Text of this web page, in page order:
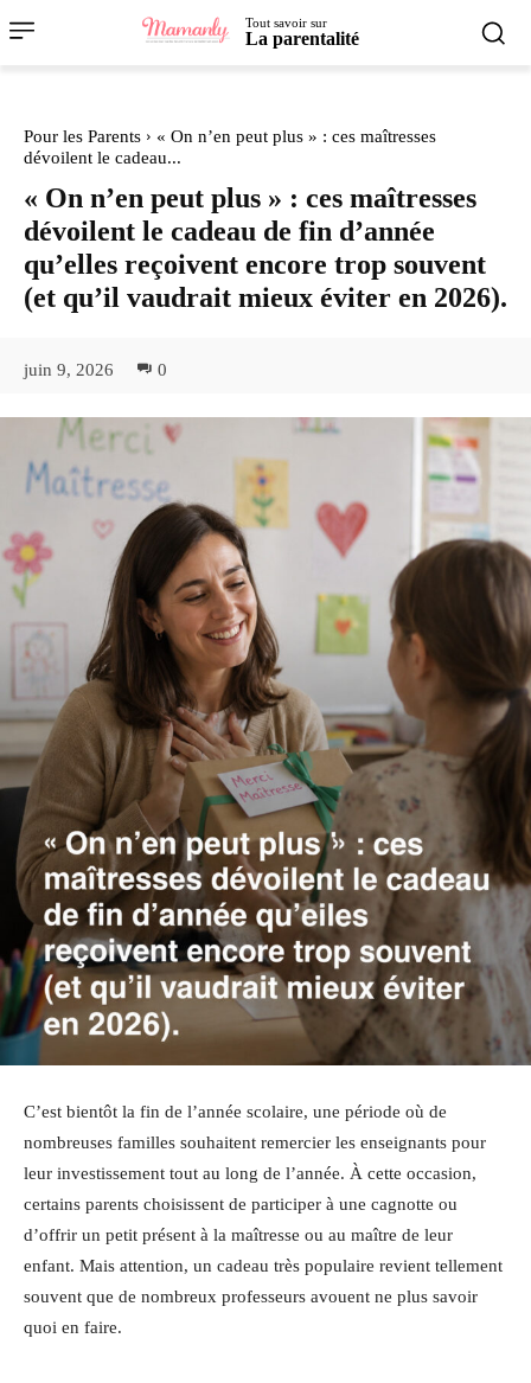
Tout savoir sur
La parentalité
Pour les Parents
« On n’en peut plus » : ces maîtresses
dévoilent le cadeau...
« On n’en peut plus » : ces maîtresses
dévoilent le cadeau de fin d’année
qu’elles reçoivent encore trop souvent
(et qu’il vaudrait mieux éviter en 2026).
juin 9, 2026 0
C’est bientôt la fin de l’année scolaire, une période où de
nombreuses familles souhaitent remercier les enseignants pour
leur investissement tout au long de l’année. À cette occasion,
certains parents choisissent de participer à une cagnotte ou
d’offrir un petit présent à la maîtresse ou au maître de leur
enfant. Mais attention, un cadeau très populaire revient tellement
souvent que de nombreux professeurs avouent ne plus savoir
quoi en faire.